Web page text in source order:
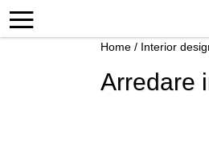
Home / Interior
Arredare